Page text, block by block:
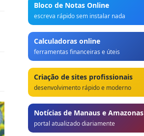
Bloco de Notas Online
escreva rápido sem instalar nada
Calculadoras online
ferramentas financeiras e úteis
Criação de sites profissionais
desenvolvimento rápido e moderno
Notícias de Manaus e Amazonas
portal atualizado diariamente